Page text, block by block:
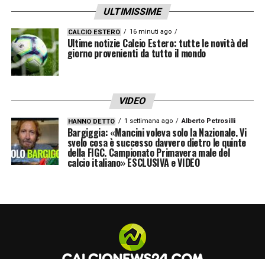
A TRIGORIA«Ho visto dei ragazzi fantastici.
Pellegrini e Mancini si sono quasi commossi
perché sono grandi fan di Un medico in
famiglia; infatti mi chiamavano Libero (il
nome del personaggio di Lino nella serie,
ndr). Invece per il Gasp sono “Mister”: tutti i
tecnici lo fanno, dopo L’allenatore nel
pallone. Ma quello che mi ha colpito più di
tutti è stato Dybala.
ULTIMISSIME
CALCIO ESTERO 16 minuti ago
Ultime notizie Calcio Estero: tutte le novità del
giorno provenienti da tutto il mondo
VIDEO
HANNO DETTO 1 settimana ago Alberto Petrosilli
Bargiggia: «Mancini voleva solo la Nazionale. Vi
svelo cosa è successo davvero dietro le quinte
della FIGC. Campionato Primavera male del
calcio italiano» ESCLUSIVA e VIDEO